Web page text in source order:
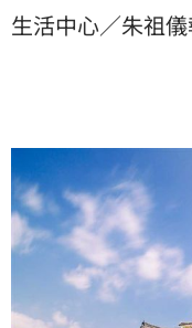
生活中心／朱祖